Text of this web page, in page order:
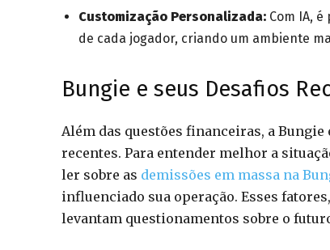
Customização Personalizada: Com IA,
de cada jogador, criando um ambiente
Bungie e seus Desafios
Além das questões financeiras, a
recentes. Para entender melhor a
ler sobre as demissões em massa na
influenciado sua operação. Esses
levantam questionamentos sobre o